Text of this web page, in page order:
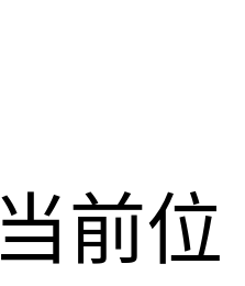
当前位